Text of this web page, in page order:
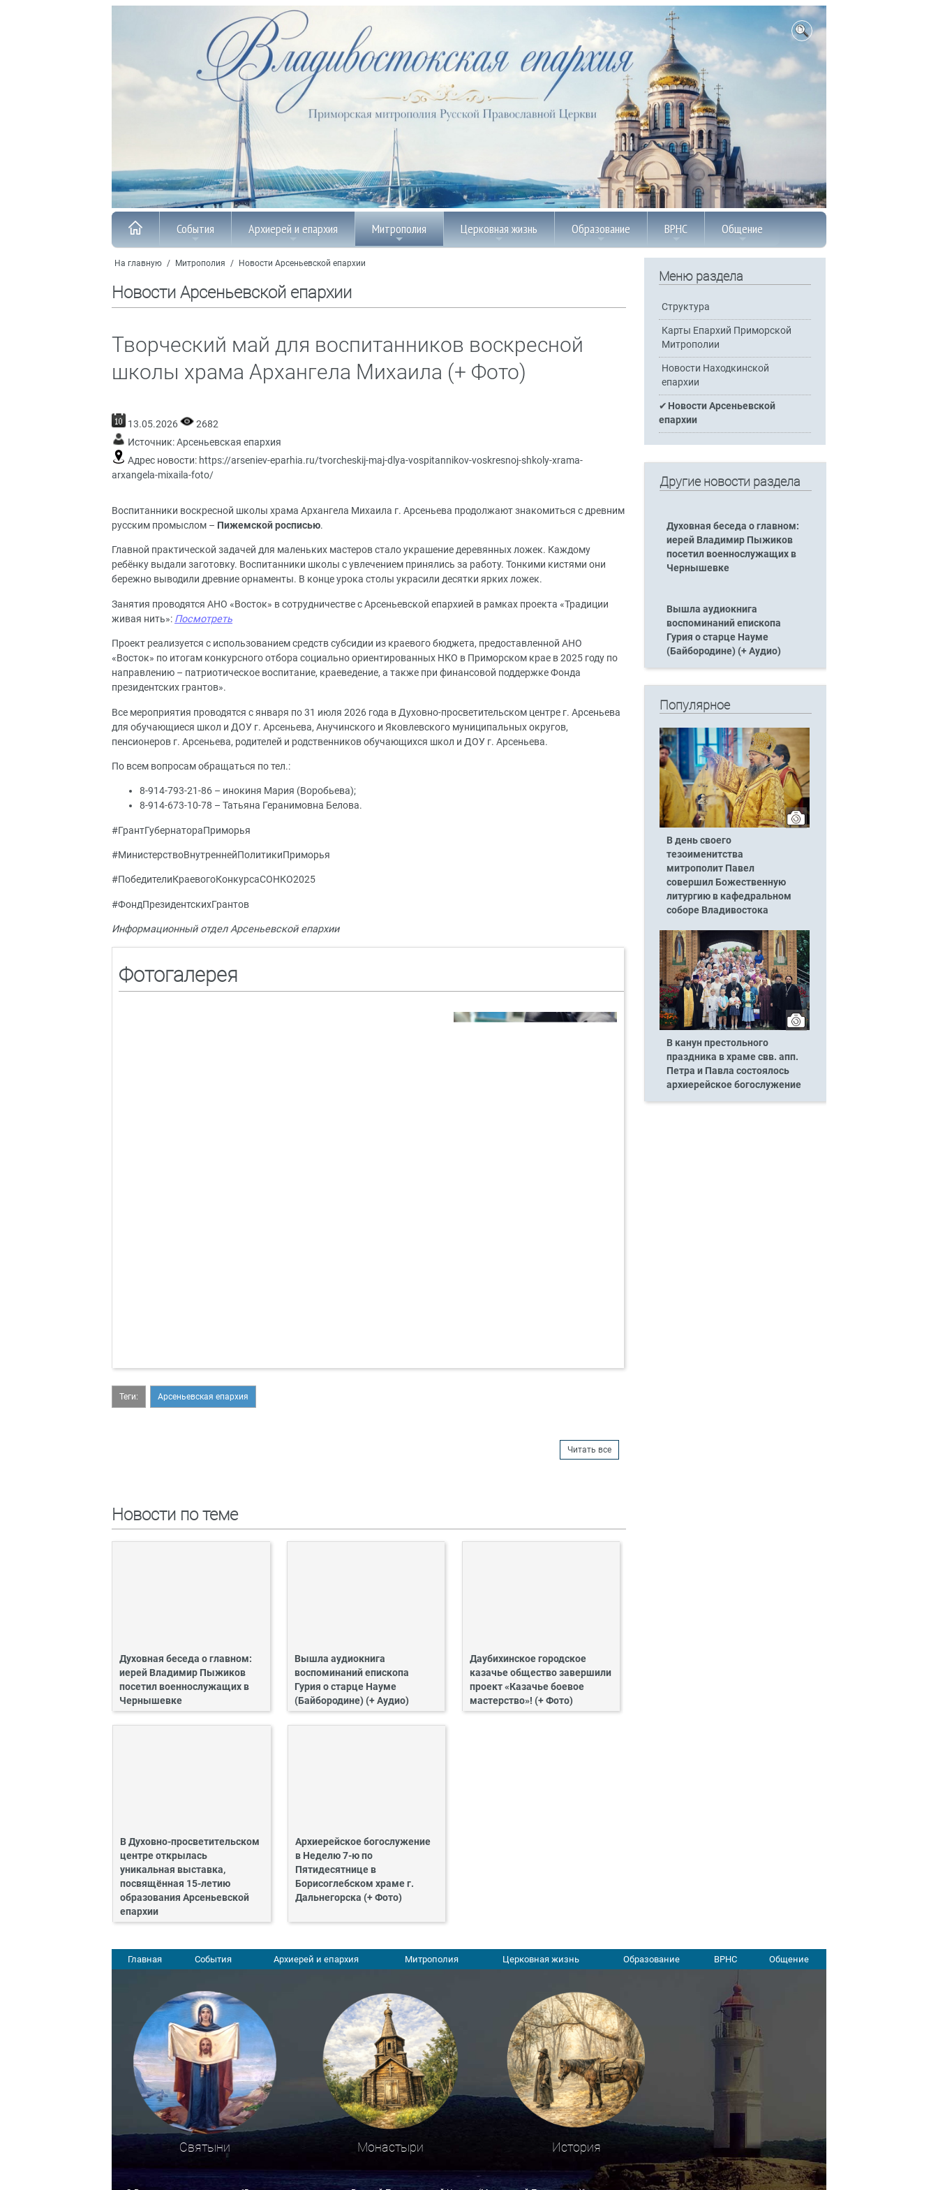
События Архиерей и епархия Митрополия Церковная жизнь Образование ВРНС Общение
На главную / Митрополия / Новости Арсеньевской епархии
Новости Арсеньевской епархии
Творческий май для воспитанников воскресной
школы храма Архангела Михаила (+ Фото)
13.05.2026
2682
Источник:Арсеньевская епархия
Адрес новости: https://arseniev-eparhia.ru/tvorcheskij-maj-dlya-vospitannikov-voskresnoj-shkoly-xrama-
arxangela-mixaila-foto/
Воспитанники воскресной школы храма Архангела Михаила г. Арсеньева продолжают знакомиться с древним
русским промыслом – Пижемской росписью.
Главной практической задачей для маленьких мастеров стало украшение деревянных ложек. Каждому
ребёнку выдали заготовку. Воспитанники школы с увлечением принялись за работу. Тонкими кистями они
бережно выводили древние орнаменты. В конце урока столы украсили десятки ярких ложек.
Занятия проводятся АНО «Восток» в сотрудничестве с Арсеньевской епархией в рамках проекта «Традиции
живая нить»: Посмотреть
Проект реализуется с использованием средств субсидии из краевого бюджета, предоставленной АНО
«Восток» по итогам конкурсного отбора социально ориентированных НКО в Приморском крае в 2025 году по
направлению – патриотическое воспитание, краеведение, а также при финансовой поддержке Фонда
президентских грантов».
Все мероприятия проводятся с января по 31 июля 2026 года в Духовно-просветительском центре г. Арсеньева
для обучающиеся школ и ДОУ г. Арсеньева, Анучинского и Яковлевского муниципальных округов,
пенсионеров г. Арсеньева, родителей и родственников обучающихся школ и ДОУ г. Арсеньева.
По всем вопросам обращаться по тел.:
8-914-793-21-86 – инокиня Мария (Воробьева);
8-914-673-10-78 – Татьяна Геранимовна Белова.
#ГрантГубернатораПриморья
#МинистерствоВнутреннейПолитикиПриморья
#ПобедителиКраевогоКонкурсаСОНКО2025
#ФондПрезидентскихГрантов
Информационный отдел Арсеньевской епархии
Фотогалерея
Теги: Арсеньевская епархия
Читать все
Новости по теме
Духовная беседа о главном:
иерей Владимир Пыжиков
посетил военнослужащих в
Чернышевке
Вышла аудиокнига
воспоминаний епископа
Гурия о старце Науме
(Байбородине) (+ Аудио)
Даубихинское городское
казачье общество завершили
проект «Казачье боевое
мастерство»! (+ Фото)
В Духовно-просветительском
центре открылась
уникальная выставка,
посвящённая 15-летию
образования Арсеньевской
епархии
Архиерейское богослужение
в Неделю 7-ю по
Пятидесятнице в
Борисоглебском храме г.
Дальнегорска (+ Фото)
Меню раздела
Структура
Карты Епархий Приморской
Митрополии
Новости Находкинской
епархии
Новости Арсеньевской
епархии
Другие новости раздела
Духовная беседа о главном:
иерей Владимир Пыжиков
посетил военнослужащих в
Чернышевке
Вышла аудиокнига
воспоминаний епископа
Гурия о старце Науме
(Байбородине) (+ Аудио)
Популярное
В день своего
тезоименитства
митрополит Павел
совершил Божественную
литургию в кафедральном
соборе Владивостока
В канун престольного
праздника в храме свв. апп.
Петра и Павла состоялось
архиерейское богослужение
Главная События Архиерей и епархия Митрополия Церковная жизнь Образование ВРНС Общение
Святыни Монастыри История